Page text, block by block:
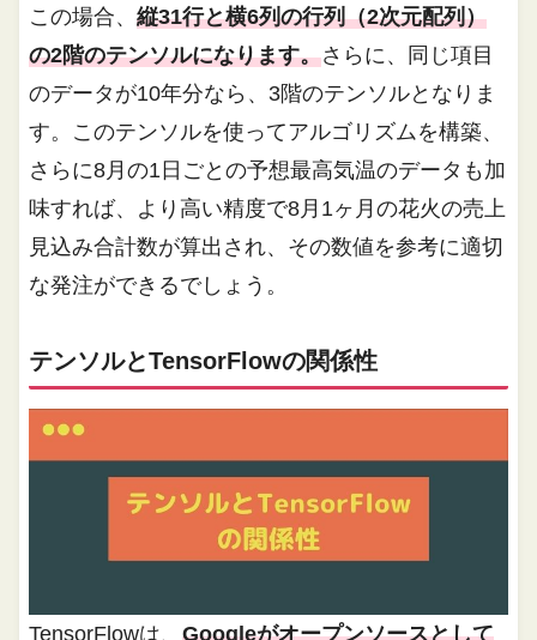
この場合、縦31行と横6列の行列（2次元配列）
の2階のテンソルになります。さらに、同じ項目
のデータが10年分なら、3階のテンソルとなりま
す。このテンソルを使ってアルゴリズムを構築、
さらに8月の1日ごとの予想最高気温のデータも加
味すれば、より高い精度で8月1ヶ月の花火の売上
見込み合計数が算出され、その数値を参考に適切
な発注ができるでしょう。
テンソルとTensorFlowの関係性
TensorFlowは、Googleがオープンソースとして